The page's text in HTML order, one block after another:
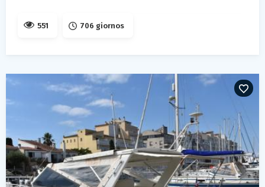
551 706 giornos